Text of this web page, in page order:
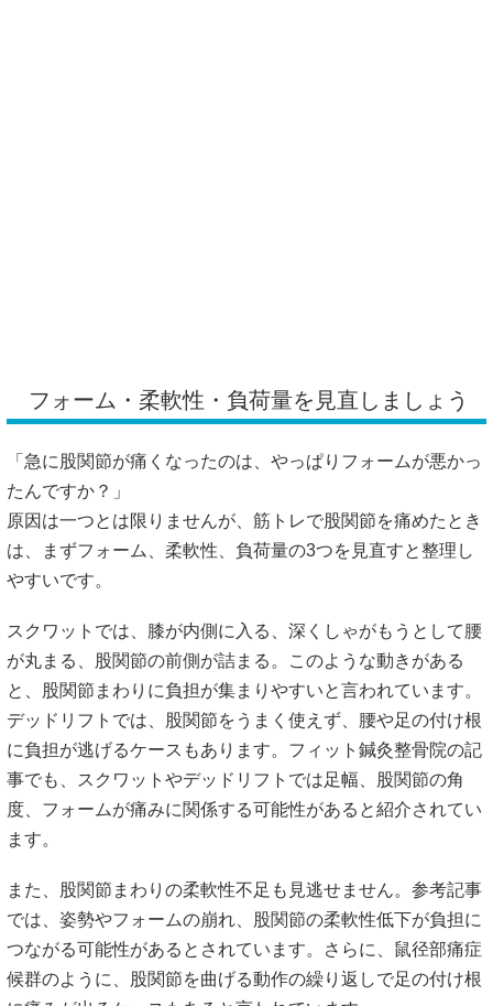
スクワットでは、膝が内側に入る、深くしゃがもうとして腰
が丸まる、股関節の前側が詰まる。このような動きがある
と、股関節まわりに負担が集まりやすいと言われています。
デッドリフトでは、股関節をうまく使えず、腰や足の付け根
に負担が逃げるケースもあります。フィット鍼灸整骨院の記
事でも、スクワットやデッドリフトでは足幅、股関節の角
ます。
また、股関節まわりの柔軟性不足も見逃せません。参考記事
では、姿勢やフォームの崩れ、股関節の柔軟性低下が負担に
つながる可能性があるとされています。さらに、鼠径部痛症
候群のように、股関節を曲げる動作の繰り返しで足の付け根
に痛みが出るケースもあると言われています。
「重量を上げた日から痛い」という場合は、筋力よりも可動
域やフォームが追いついていなかった可能性もあります。焦
って重量を戻すより、まずは軽い負荷で動きを確認するほう
が安全です。
https://sendai.kinmaku-m.com/kokansetsu-undougo